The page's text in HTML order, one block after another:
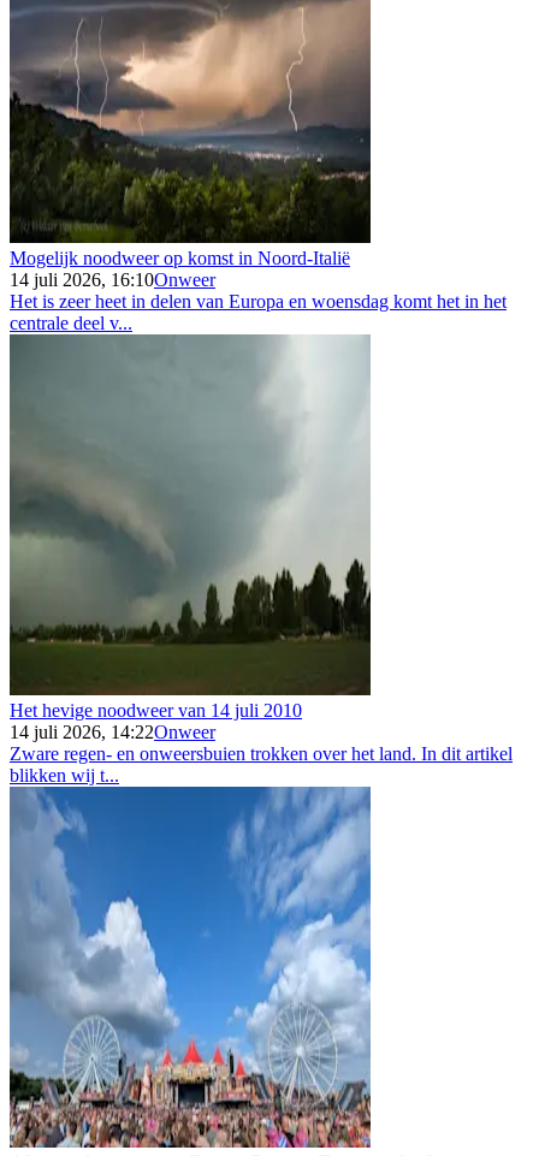
Mogelijk noodweer op komst in Noord-Italië
14 juli 2026, 16:10Onweer
Het is zeer heet in delen van Europa en woensdag komt het in het
centrale deel v...
Het hevige noodweer van 14 juli 2010
14 juli 2026, 14:22Onweer
Zware regen- en onweersbuien trokken over het land. In dit artikel
blikken wij t...